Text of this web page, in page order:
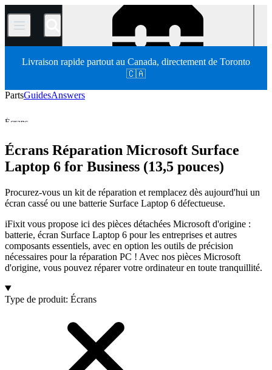
/
Livraison rapide partout au Canada, directement de Toronto
🇨🇦
PartsGuidesAnswers
Écrans
Microsoft Surface Laptop
ordinateur portable Microsoft
Ordinateur portable
Ordinateur
Pièces détachées
Store
Écrans Réparation Microsoft Surface
Laptop 6 for Business (13,5 pouces)
Procurez-vous un kit de réparation et remplacez dès aujourd'hui un
écran cassé ou une batterie Surface Laptop 6 défectueuse.
iFixit vous propose ici des pièces détachées Microsoft d'origine :
batterie, écran Surface Laptop 6 pour les entreprises et autres
composants essentiels, avec en option les outils de précision
nécessaires pour la réparation PC ! Avec nos pièces Microsoft
d'origine, vous pouvez réparer votre ordinateur en toute tranquillité.
Products
Type de produit: Écrans